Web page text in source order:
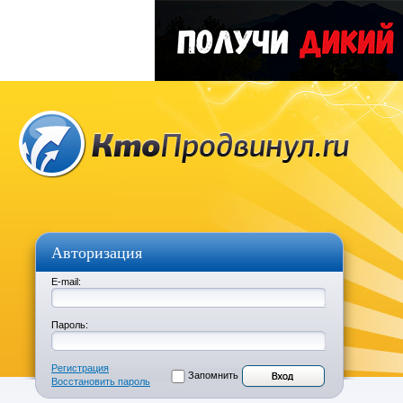
Авторизация
E-mail:
Пароль:
Регистрация
Восстановить пароль
Запомнить